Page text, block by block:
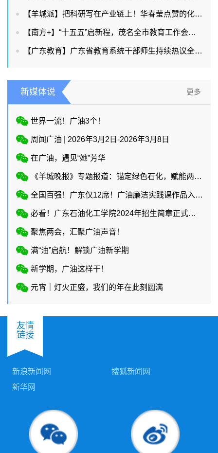
【羊城派】把科研写在产业链上！华春莹点赞的化橘红背后有广油硬核力量
【南方+】“十五五”启新程，茂名全市教育工作会议释放出哪些重要信号？
【广东教育】广东省教育系统干部师生持续热议全国两会教育话题
新媒体说 更多
世界一流！广油3个！
周闻广油 | 2026年3月2日-2026年3月8日
在广油，遇见“她”芳华
《羊城晚报》专题报道：锚定绿色石化，赋能两业协同
全国百强！广东仅12席！广油廉洁实践课作品入选教育部廉洁教育系列活动！
必看！广东石油化工学院2024年招生简章正式上线
聚焦两会，汇聚广油声音！
满“油”启航！解锁广油新学期
新学期，广油这样干！
元宵｜灯火正盛，我们的年在此刻圆满
友情
链接
新浪新闻网
搜狐新闻网
新华网